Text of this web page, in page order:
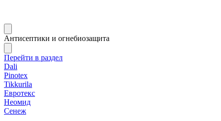
Антисептики и огнебиозащита
Перейти в раздел
Dali
Pinotex
Tikkurila
Евротекс
Неомид
Сенеж